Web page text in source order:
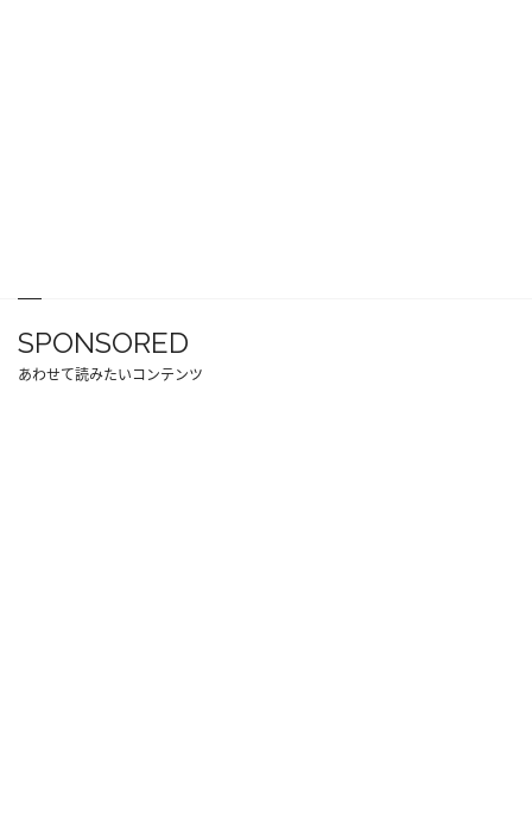
SPONSORED
あわせて読みたいコンテンツ